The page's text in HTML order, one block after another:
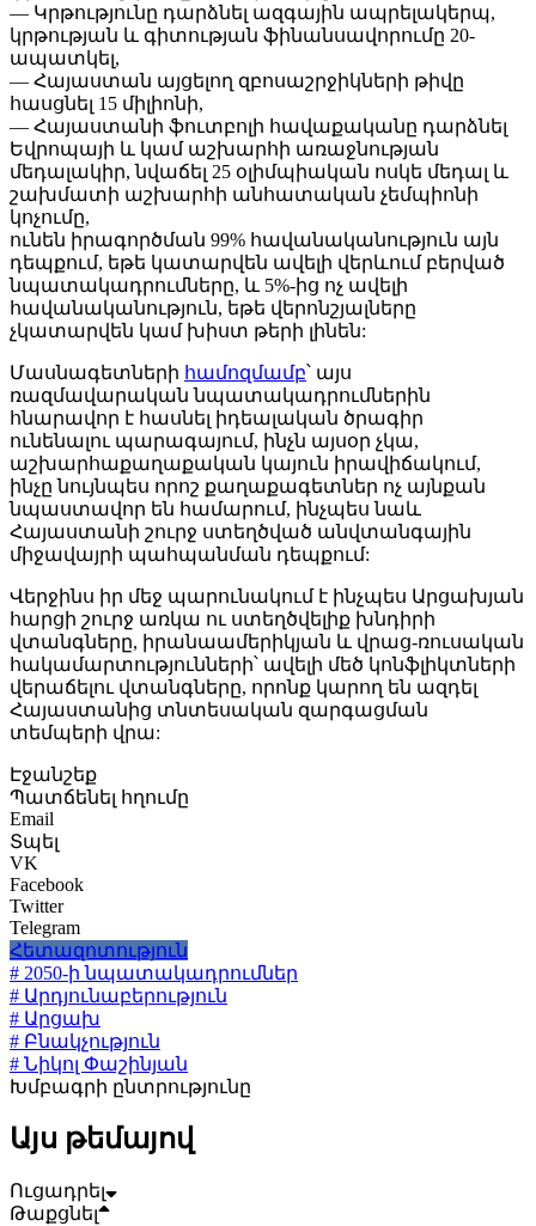
— Կրթությունը դարձնել ազգային ապրելակերպ,
կրթության և գիտության ֆինանսավորումը 20-
ապատկել,
— Հայաստան այցելող զբոսաշրջիկների թիվը
հասցնել 15 միլիոնի,
— Հայաստանի ֆուտբոլի հավաքականը դարձնել
Եվրոպայի և կամ աշխարհի առաջնության
մեդալակիր, նվաճել 25 օլիմպիական ոսկե մեդալ և
շախմատի աշխարհի անհատական չեմպիոնի
կոչումը,
ունեն իրագործման 99% հավանականություն այն
դեպքում, եթե կատարվեն ավելի վերևում բերված
նպատակադրումները, և 5%-ից ոչ ավելի
հավանականություն, եթե վերոնշյալները
չկատարվեն կամ խիստ թերի լինեն:
Մասնագետների համոզմամբ՝ այս
ռազմավարական նպատակադրումներին
հնարավոր է հասնել իդեալական ծրագիր
ունենալու պարագայում, ինչն այսօր չկա,
աշխարհաքաղաքական կայուն իրավիճակում,
ինչը նույնպես որոշ քաղաքագետներ ոչ այնքան
նպաստավոր են համարում, ինչպես նաև
Հայաստանի շուրջ ստեղծված անվտանգային
միջավայրի պահպանման դեպքում:
Վերջինս իր մեջ պարունակում է ինչպես Արցախյան
հարցի շուրջ առկա ու ստեղծվելիք խնդիրի
վտանգները, իրանաամերիկյան և վրաց-ռուսական
հակամարտությունների՝ ավելի մեծ կոնֆլիկտների
վերաճելու վտանգները, որոնք կարող են ազդել
Հայաստանից տնտեսական զարգացման
տեմպերի վրա:
Էջանշեք
Պատճենել հղումը
Email
Տպել
VK
Facebook
Twitter
Telegram
Հետազոտություն
# 2050-ի նպատակադրումներ
# Արդյունաբերություն
# Արցախ
# Բնակչություն
# Նիկոլ Փաշինյան
Խմբագրի ընտրությունը
Այս թեմայով
Ուցադրել
Թաքցնել